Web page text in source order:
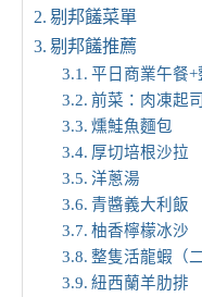
剔邦饈菜單
剔邦饈推薦
平日商業午餐+
前菜：肉凍起司
燻鮭魚麵包
厚切培根沙拉
洋蔥湯
青醬義大利飯
柚香檸檬冰沙
整隻活龍蝦（二
紐西蘭羊肋排